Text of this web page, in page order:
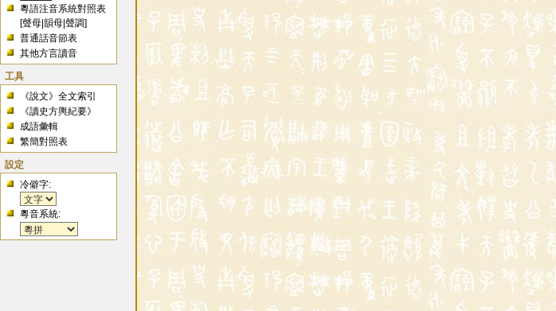
粵語注音系統對照表
[聲母 |韻母 |聲調]
普通話音節表
其他方言讀音
工具
《說文》全文索引
《讀史方輿紀要》
成語彙輯
繁簡對照表
設定
冷僻字:
粵音系統: